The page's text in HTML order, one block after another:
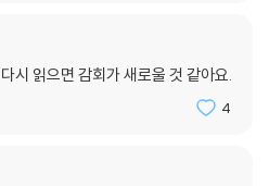
날이 얼마 안 남은 연인 때문에 괴로워
째 상담자는 대대로 내려오는 가업인
한 채 음악 외길을 걸어가는 어느 아마
담을 해주는 입장이던 잡화점 할아버지
시 읽으면 감회가 새로울 것 같아요.
4